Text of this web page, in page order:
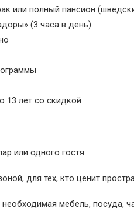
или полный пансион
(3 часа в день)
13 лет со скидкой
или одного гостя.
для тех, кто ценит
мебель, посуда,